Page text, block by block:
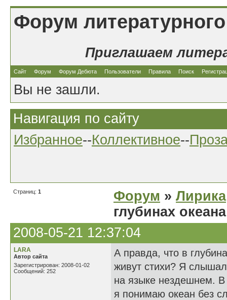
Форум
Приглашаем
Сайт Форум Форум Дебюта Пользователи Правила Поиск
Вы не зашли.
Навигация по сайту
Избранное--Коллективное--
Страниц: 1 Форум » Лирика
глубинах
2008-05-21 12:37:04
LARA
Автор сайта
Зарегистрирован: 2008-01-02
Сообщений: 252
А правда, что в
живут стихи? Я
на языке нездешнем. В
я понимаю океан без